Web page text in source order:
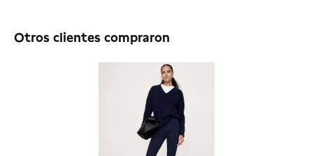
Otros clientes compraron